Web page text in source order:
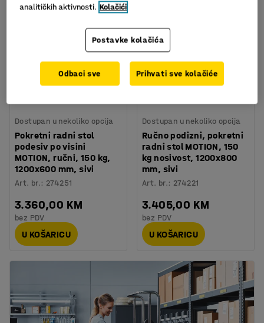
Dostupan u nekoliko opcija
Pokretni radni stol
podesiv po visini
MOTION, ručni, 150 kg,
1200x600 mm, sivi
Art. br.: 274251
3.360,00 KM
bez PDV
U KOŠARICU
Dostupan u nekoliko opcija
Ručno podizni, pokretni
radni stol MOTION, 150
kg nosivost, 1200x800
mm, sivi
Art. br.: 274221
3.405,00 KM
bez PDV
U KOŠARICU
analitičkih aktivnosti. Kolačići
Postavke kolačića
Odbaci sve Prihvati sve kolačiće